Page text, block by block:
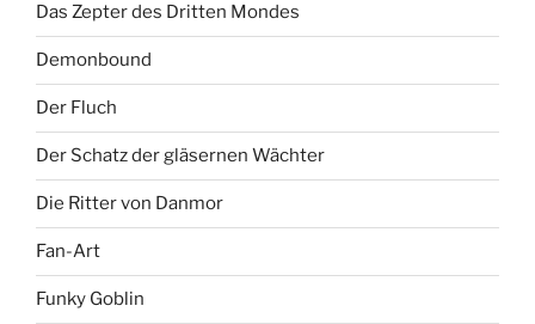
Das Zepter des Dritten Mondes
Demonbound
Der Fluch
Der Schatz der gläsernen Wächter
Die Ritter von Danmor
Fan-Art
Funky Goblin